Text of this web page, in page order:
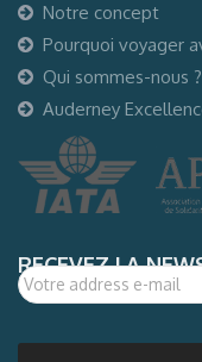
Notre concept
Pourquoi voyager
Qui sommes-nous ?
Auderney
RECEVEZ LA